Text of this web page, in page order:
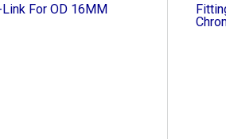
For OD 16MM